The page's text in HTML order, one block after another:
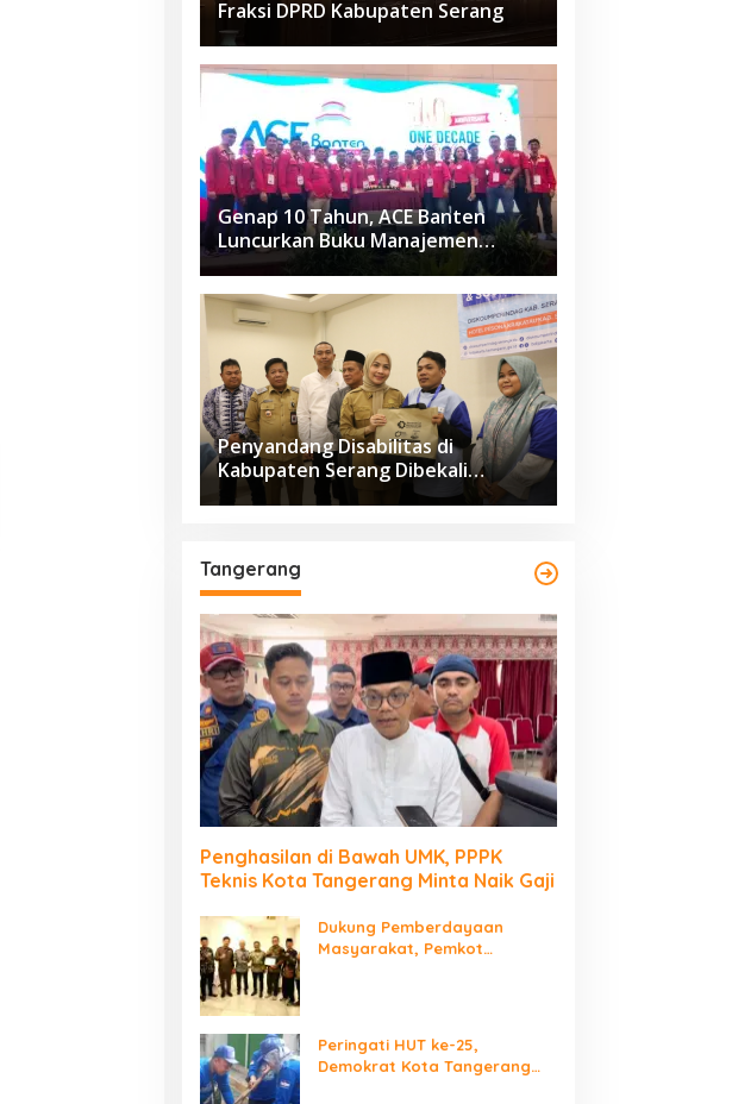
Fraksi DPRD Kabupaten Serang
Genap 10 Tahun, ACE Banten
Luncurkan Buku Manajemen
Fasilitas
Penyandang Disabilitas di
Kabupaten Serang Dibekali
Pelatihan Pengolahan Hasil
Tangerang
Penghasilan di Bawah UMK, PPPK
Teknis Kota Tangerang Minta Naik Gaji
Dukung Pemberdayaan
Masyarakat, Pemkot
Peringati HUT ke-25,
Demokrat Kota Tangerang